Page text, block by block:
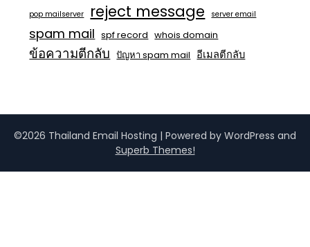
pop mailserver reject message server email
spam mail spf record whois domain
ข้อความตีกลับ ปัญหา spam mail อีเมลตีกลับ
©2026 Thailand Email Hosting | Powered by WordPress and
Superb Themes!